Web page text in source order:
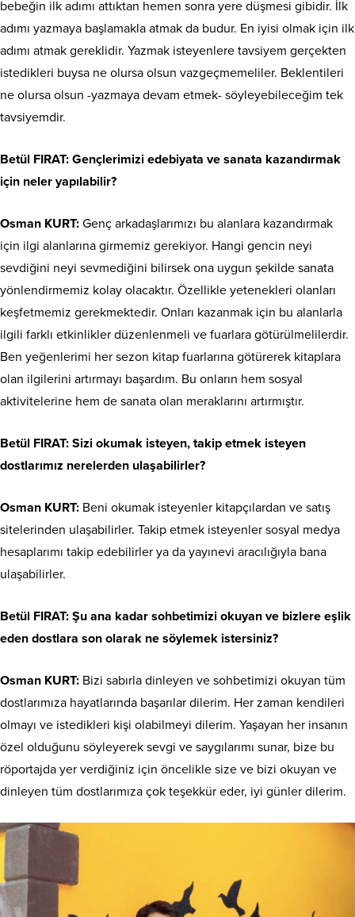
bebeğin ilk adımı attıktan hemen sonra yere düşmesi gibidir. İlk
adımı yazmaya başlamakla atmak da budur. En iyisi olmak için ilk
adımı atmak gereklidir. Yazmak isteyenlere tavsiyem gerçekten
istedikleri buysa ne olursa olsun vazgeçmemeliler. Beklentileri
ne olursa olsun -yazmaya devam etmek- söyleyebileceğim tek
tavsiyemdir.
Betül FIRAT: Gençlerimizi edebiyata ve sanata kazandırmak
için neler yapılabilir?
Osman KURT: Genç arkadaşlarımızı bu alanlara kazandırmak
için ilgi alanlarına girmemiz gerekiyor. Hangi gencin neyi
sevdiğini neyi sevmediğini bilirsek ona uygun şekilde sanata
yönlendirmemiz kolay olacaktır. Özellikle yetenekleri olanları
keşfetmemiz gerekmektedir. Onları kazanmak için bu alanlarla
ilgili farklı etkinlikler düzenlenmeli ve fuarlara götürülmelilerdir.
Ben yeğenlerimi her sezon kitap fuarlarına götürerek kitaplara
olan ilgilerini artırmayı başardım. Bu onların hem sosyal
aktivitelerine hem de sanata olan meraklarını artırmıştır.
Betül FIRAT: Sizi okumak isteyen, takip etmek isteyen
dostlarımız nerelerden ulaşabilirler?
Osman KURT: Beni okumak isteyenler kitapçılardan ve satış
sitelerinden ulaşabilirler. Takip etmek isteyenler sosyal medya
hesaplarımı takip edebilirler ya da yayınevi aracılığıyla bana
ulaşabilirler.
Betül FIRAT: Şu ana kadar sohbetimizi okuyan ve bizlere eşlik
eden dostlara son olarak ne söylemek istersiniz?
Osman KURT: Bizi sabırla dinleyen ve sohbetimizi okuyan tüm
dostlarımıza hayatlarında başarılar dilerim. Her zaman kendileri
olmayı ve istedikleri kişi olabilmeyi dilerim. Yaşayan her insanın
özel olduğunu söyleyerek sevgi ve saygılarımı sunar, bize bu
röportajda yer verdiğiniz için öncelikle size ve bizi okuyan ve
dinleyen tüm dostlarımıza çok teşekkür eder, iyi günler dilerim.